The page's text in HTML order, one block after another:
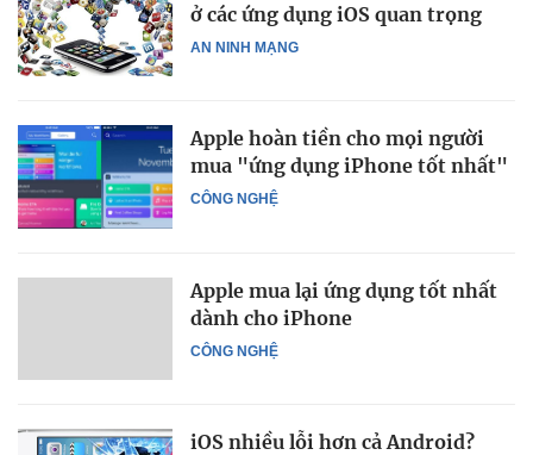
AN NINH MẠNG
ở các ứng dụng iOS quan trọng
CÔNG NGHỆ
Apple hoàn tiền cho mọi người
mua "ứng dụng iPhone tốt nhất"
CÔNG NGHỆ
Apple mua lại ứng dụng tốt nhất
dành cho iPhone
iOS nhiều lỗi hơn cả Android?